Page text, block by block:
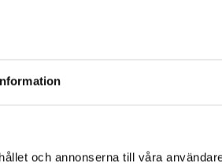
och annonserna till våra